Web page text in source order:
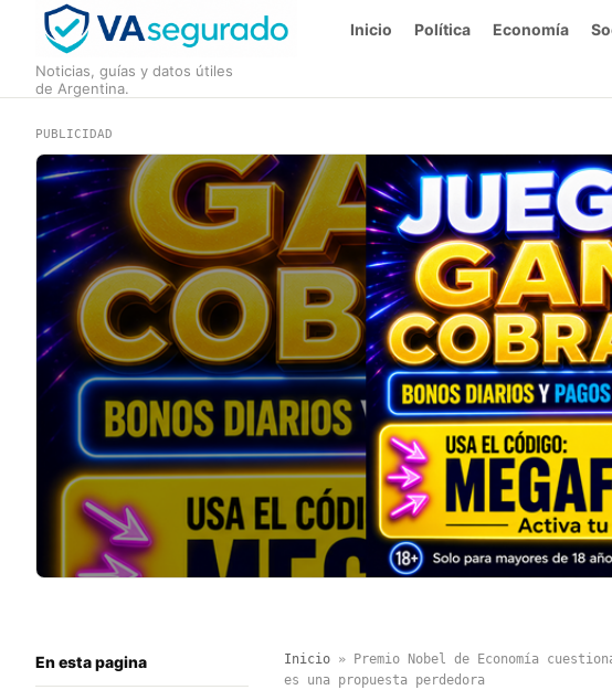
Noticias, guías y datos útiles
de Argentina.
Inicio Política Economía
PUBLICIDAD
En esta pagina Inicio»
Premio Nobel de Economía
es una propuesta perdedora